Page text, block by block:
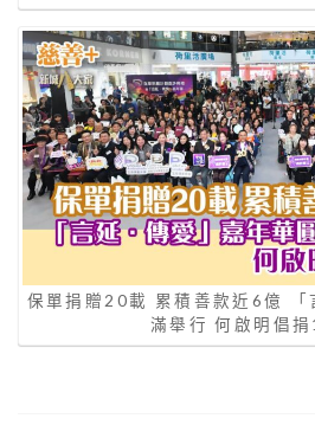
保單捐贈20載 累積善款近6億
滿舉行 何啟明倡捐